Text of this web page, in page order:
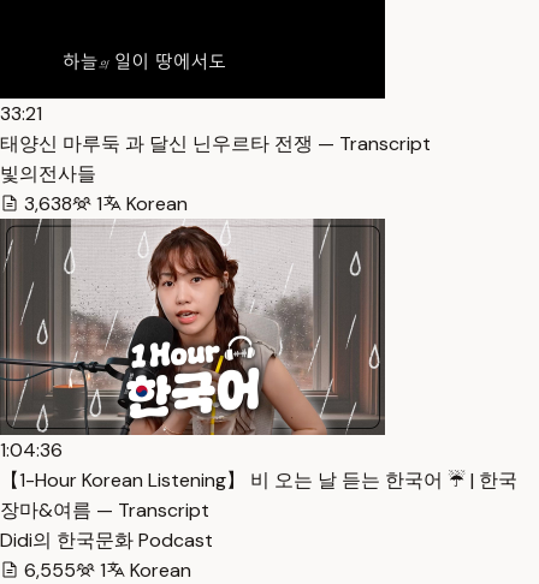
33:21
태양신 마루둑 과 달신 닌우르타 전쟁 — Transcript
빛의전사들
3,638
1 Korean
1:04:36
【1-Hour Korean Listening】 비 오는 날 듣는 한국어 ☔️ | 한국
장마&여름 — Transcript
Didi의 한국문화 Podcast
6,555
1 Korean